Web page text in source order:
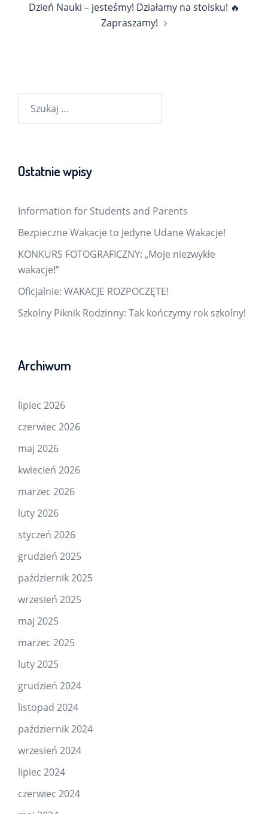
Dzień Nauki – jesteśmy! Działamy na stoisku! 🔥
Zapraszamy!
Ostatnie wpisy
Information for Students and Parents
Bezpieczne Wakacje to Jedyne Udane Wakacje!
KONKURS FOTOGRAFICZNY: „Moje niezwykłe
wakacje!”
Oficjalnie: WAKACJE ROZPOCZĘTE!
Szkolny Piknik Rodzinny: Tak kończymy rok szkolny!
Archiwum
lipiec 2026
czerwiec 2026
maj 2026
kwiecień 2026
marzec 2026
luty 2026
styczeń 2026
grudzień 2025
październik 2025
wrzesień 2025
maj 2025
marzec 2025
luty 2025
grudzień 2024
listopad 2024
październik 2024
wrzesień 2024
lipiec 2024
czerwiec 2024